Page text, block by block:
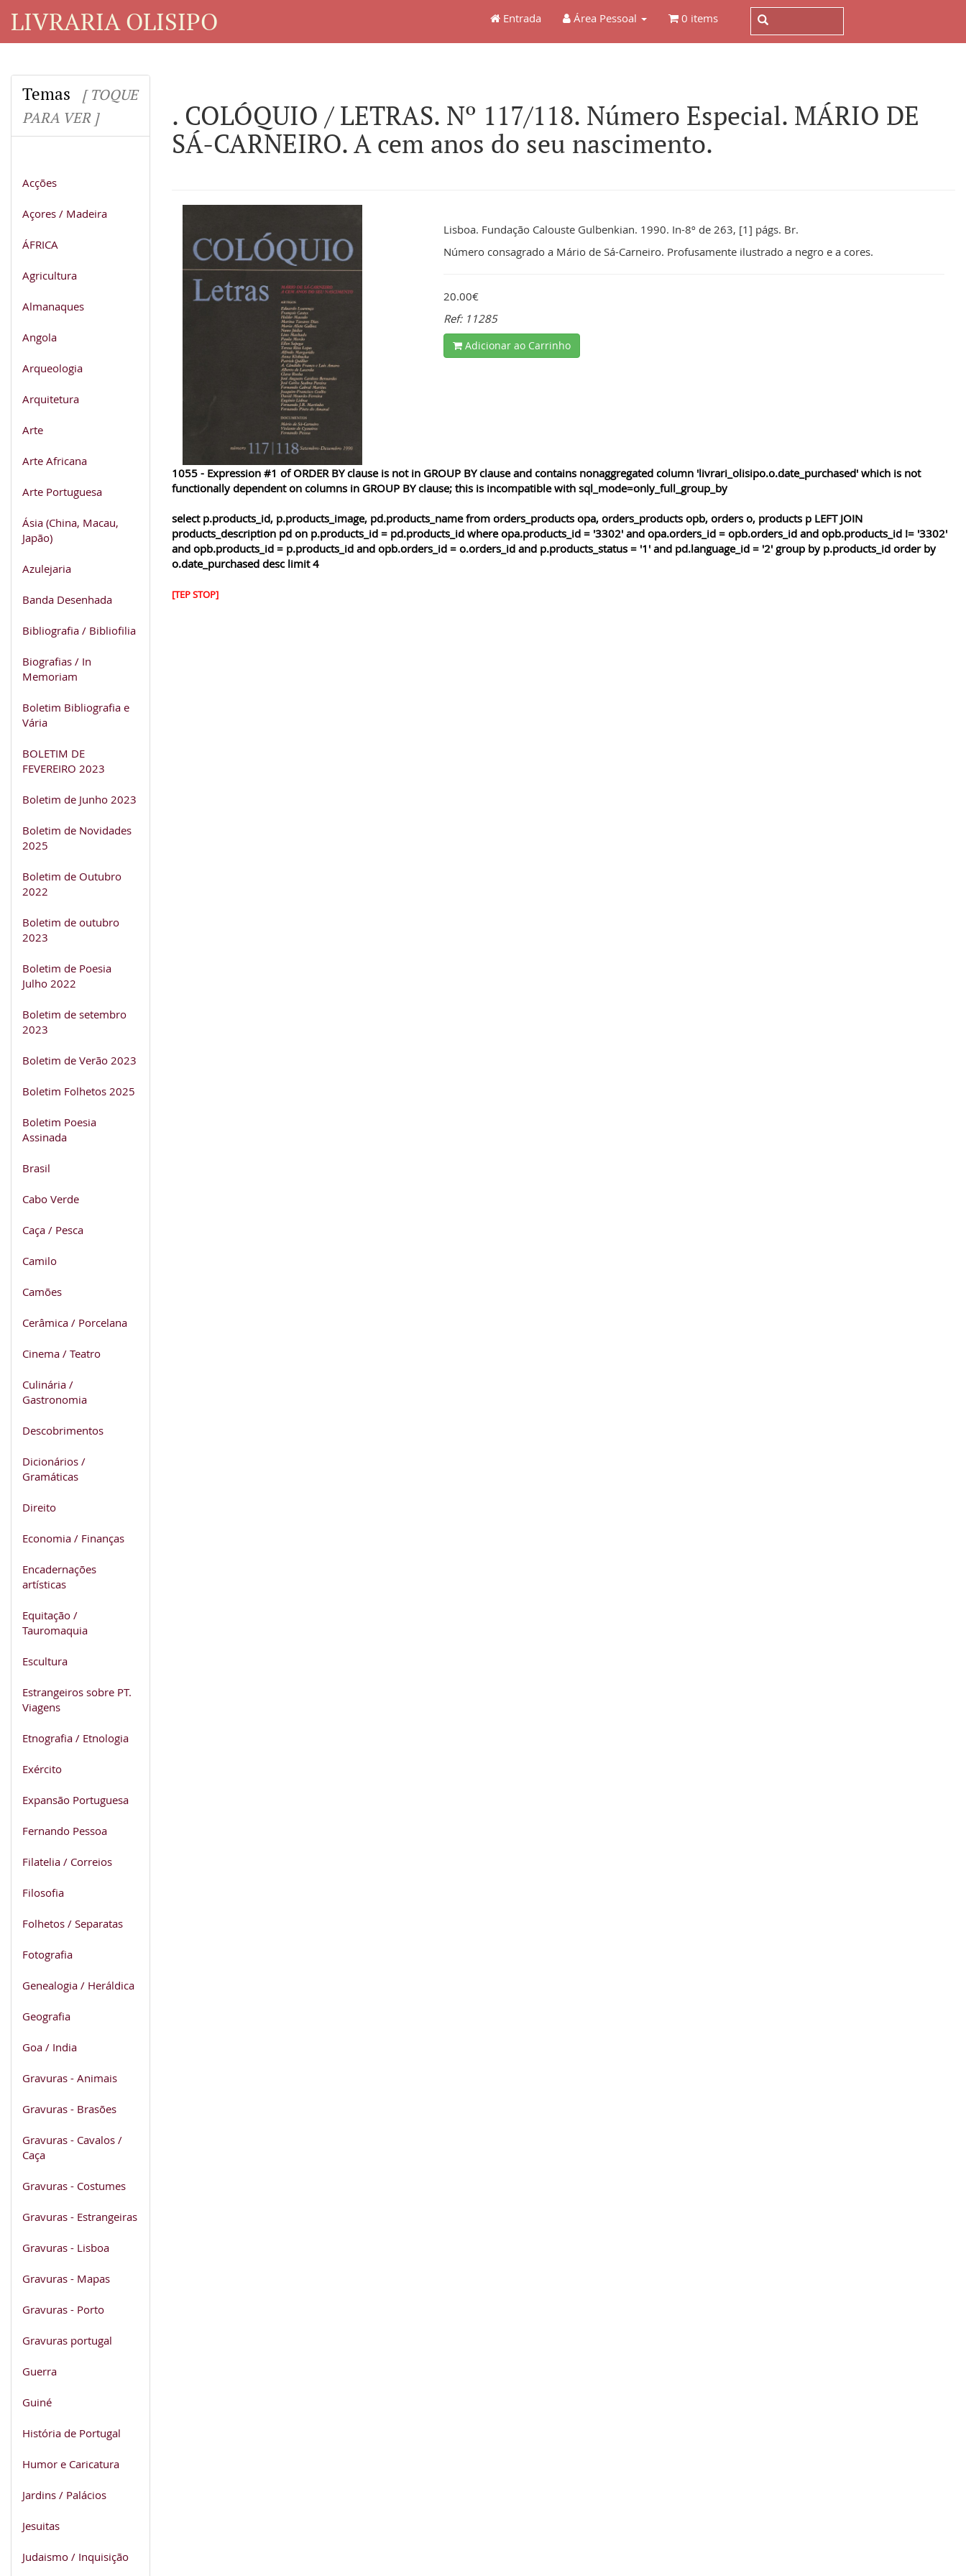
LIVRARIA OLISIPO Entrada Área Pessoal 0 items
Temas
[ TOQUE
PARA VER ]
Acções
Açores / Madeira
ÁFRICA
Agricultura
Almanaques
Angola
Arqueologia
Arquitetura
Arte
Arte Africana
Arte Portuguesa
Ásia (China, Macau,
Japão)
Azulejaria
Banda Desenhada
Bibliografia / Bibliofilia
Biografias / In
Memoriam
Boletim Bibliografia e
Vária
BOLETIM DE
FEVEREIRO 2023
Boletim de Junho 2023
Boletim de Novidades
2025
Boletim de Outubro
2022
Boletim de outubro
2023
Boletim de Poesia
Julho 2022
Boletim de setembro
2023
Boletim de Verão 2023
Boletim Folhetos 2025
Boletim Poesia
Assinada
Brasil
Cabo Verde
Caça / Pesca
Camilo
Camões
Cerâmica / Porcelana
Cinema / Teatro
Culinária /
Gastronomia
Descobrimentos
Dicionários /
Gramáticas
Direito
Economia / Finanças
Encadernações
artísticas
Equitação /
Tauromaquia
Escultura
Estrangeiros sobre PT.
Viagens
Etnografia / Etnologia
Exército
Expansão Portuguesa
Fernando Pessoa
Filatelia / Correios
Filosofia
Folhetos / Separatas
Fotografia
Genealogia / Heráldica
Geografia
Goa / India
Gravuras - Animais
Gravuras - Brasões
Gravuras - Cavalos /
Caça
Gravuras - Costumes
Gravuras - Estrangeiras
Gravuras - Lisboa
Gravuras - Mapas
Gravuras - Porto
Gravuras portugal
Guerra
Guiné
História de Portugal
Humor e Caricatura
Jardins / Palácios
Jesuitas
Judaismo / Inquisição
. COLÓQUIO / LETRAS. Nº 117/118. Número Especial. MÁRIO DE
SÁ-CARNEIRO. A cem anos do seu nascimento.
Lisboa. Fundação Calouste Gulbenkian. 1990. In-8º de 263, [1] págs. Br.
Número consagrado a Mário de Sá-Carneiro. Profusamente ilustrado a negro e a cores.
20.00€
Ref: 11285
Adicionar ao Carrinho
1055 - Expression #1 of ORDER BY clause is not in GROUP BY clause and contains nonaggregated column 'livrari_olisipo.o.date_purchased' which is not
functionally dependent on columns in GROUP BY clause; this is incompatible with sql_mode=only_full_group_by
select p.products_id, p.products_image, pd.products_name from orders_products opa, orders_products opb, orders o, products p LEFT JOIN
products_description pd on p.products_id = pd.products_id where opa.products_id = '3302' and opa.orders_id = opb.orders_id and opb.products_id != '3302'
and opb.products_id = p.products_id and opb.orders_id = o.orders_id and p.products_status = '1' and pd.language_id = '2' group by p.products_id order by
o.date_purchased desc limit 4
[TEP STOP]